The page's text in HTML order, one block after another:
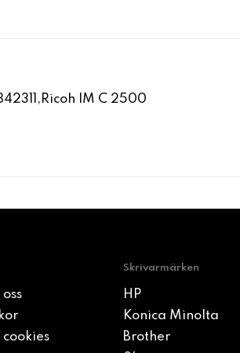
IM C 2500
cookies
Skrivarmärken
HP
Konica Minolta
Brother